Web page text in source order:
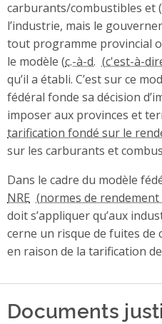
carburants/combustibles et
l’industrie, mais le
tout programme provincial
le modèle (c.-à-d.
qu’il a établi. C’est sur ce
fédéral fonde sa décision
imposer aux provinces et
sur les carburants et
Dans le cadre du modèle
NRE
doit s’appliquer qu’aux
cerne un risque de fuites
en raison de la tarification
Documents